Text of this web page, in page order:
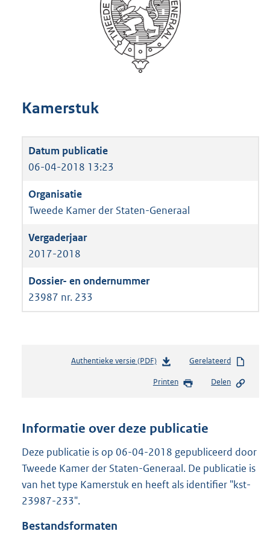
Kamerstuk
06-04-2018 13:23
Tweede Kamer der Staten-Generaal
2017-2018
23987 nr. 233
Authentieke versie (PDF)b
s
n
s
r
o
Gerelateerd
Printen Delen
Informatie over deze publicatie
Deze publicatie is op 06-04-2018 gepubliceerd door
Tweede Kamer der Staten-Generaal. De publicatie is
van het type Kamerstuk en heeft als identifier "kst-
23987-233".
Bestandsformaten